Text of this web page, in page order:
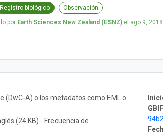
Registro biológico Observación
por Earth Sciences New Zealand (ESNZ) el ago 9, 2018
(DwC-A) o los metadatos como EML o
(24 KB) - Frecuencia de